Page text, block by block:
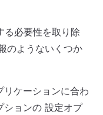
る必要性を取り除
のようないくつか
リケーションに合わ
ションの 設定オプ